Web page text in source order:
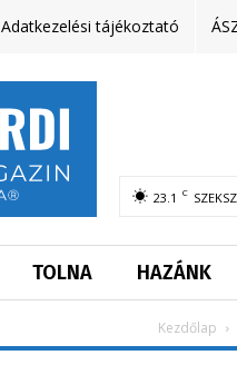
Adatkezelési tájékoztató
23.1 C
TOLNA HAZÁNK
Kezdőlap